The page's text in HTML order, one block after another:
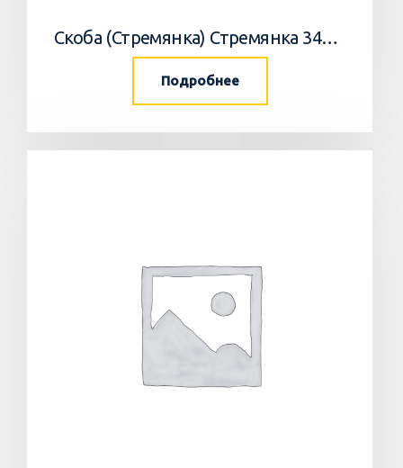
Скоба (Стремянка) Стремянка 34033502 Horsch
Подробнее